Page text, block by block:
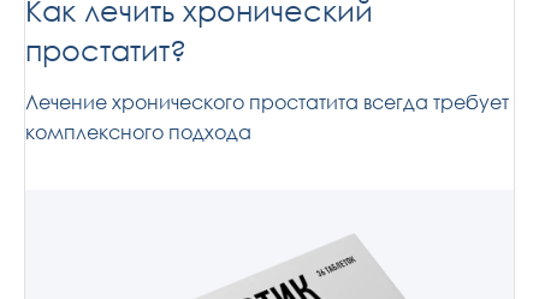
Как лечить хронический
простатит?
Лечение хронического простатита всегда требует
комплексного подхода